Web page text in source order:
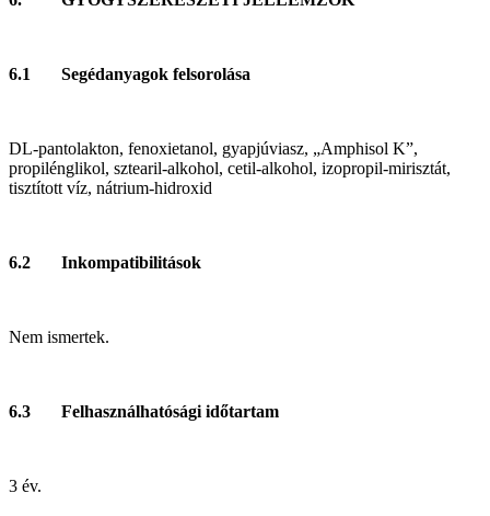
6.1 Segédanyagok felsorolása
DL-pantolakton, fenoxietanol, gyapjúviasz, „Amphisol K”,
propilénglikol, sztearil-alkohol, cetil-alkohol, izopropil-mirisztát,
tisztított víz, nátrium-hidroxid
6.2 Inkompatibilitások
Nem ismertek.
6.3 Felhasználhatósági időtartam
3 év.